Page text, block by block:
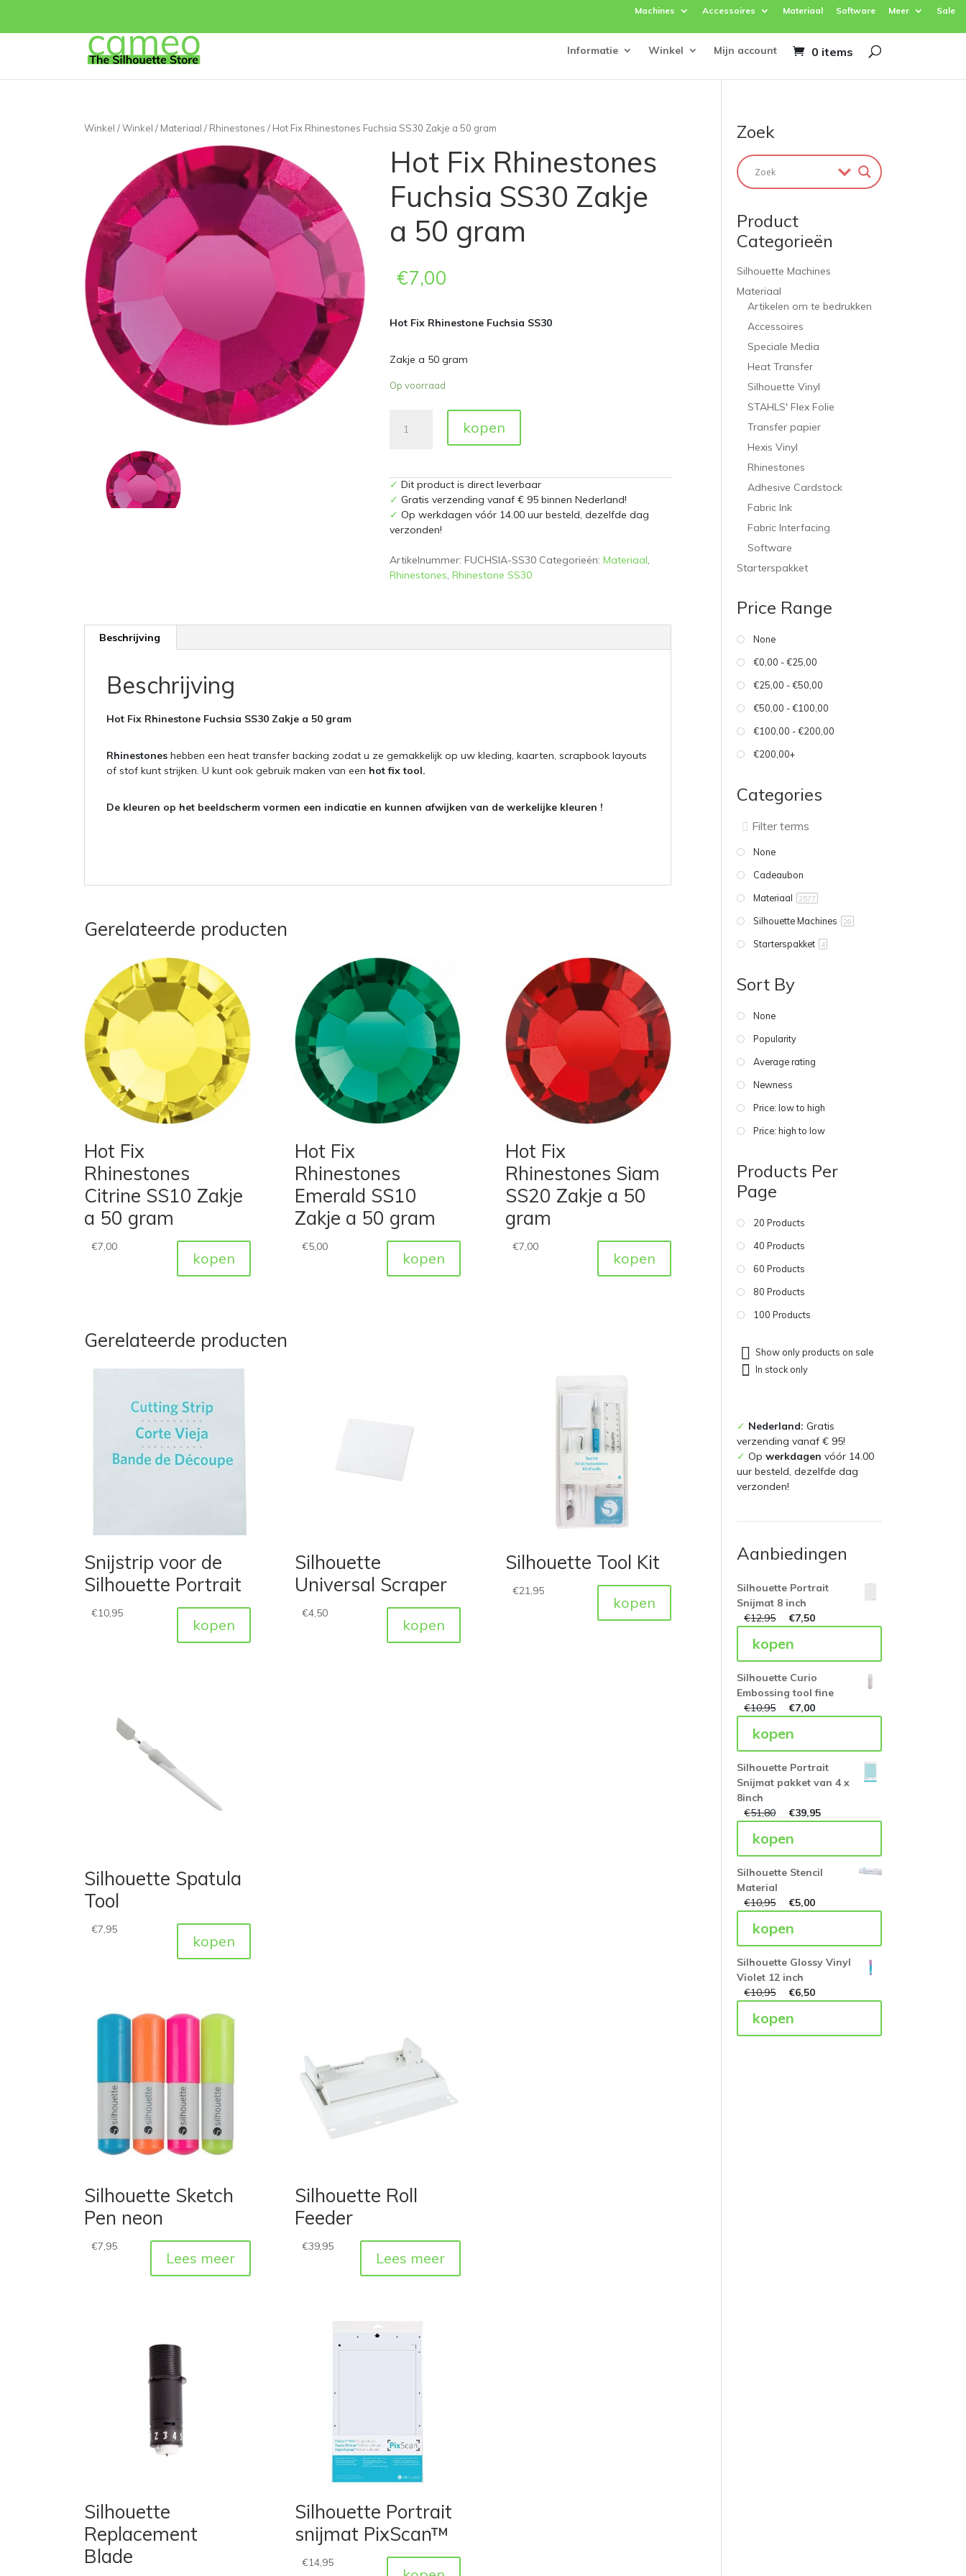
Machines Accessoires Materiaal Software Meer Sale
Informatie Winkel Mijn account 0 items
Winkel /Winkel / Materiaal / Rhinestones / Hot Fix Rhinestones Fuchsia SS30 Zakje a 50 gram
Hot Fix Rhinestones
Fuchsia SS30 Zakje
a 50 gram
€7,00
Hot Fix Rhinestone Fuchsia SS30
Zakje a 50 gram
Op voorraad
SS30
Zakje
gram
kopen
✓ Dit product is direct leverbaar
✓ Gratis verzending vanaf € 95 binnen Nederland!
✓ Op werkdagen vóór 14.00 uur besteld, dezelfde dag
verzonden!
Artikelnummer: FUCHSIA-SS30 Categorieën: Materiaal,
Rhinestones, Rhinestone SS30
Beschrijving
Beschrijving
Hot Fix Rhinestone Fuchsia SS30 Zakje a 50 gram
Rhinestones hebben een heat transfer backing zodat u ze gemakkelijk op uw kleding, kaarten, scrapbook layouts
of stof kunt strijken. U kunt ook gebruik maken van een hot fix tool.
De kleuren op het beeldscherm vormen een indicatie en kunnen afwijken van de werkelijke kleuren !
Gerelateerde producten
Hot Fix
Rhinestones
Citrine SS10 Zakje
a 50 gram
€7,00
kopen
Hot Fix
Rhinestones
Emerald SS10
Zakje a 50 gram
€5,00
kopen
Hot Fix
Rhinestones Siam
SS20 Zakje a 50
gram
€7,00
kopen
Gerelateerde producten
Snijstrip voor de
Silhouette Portrait
€10,95
kopen
Silhouette
Universal Scraper
€4,50
kopen
Silhouette Tool Kit
€21,95
kopen
Silhouette Spatula
Tool
€7,95
kopen
Silhouette Sketch
Pen neon
€7,95
Lees meer
Silhouette Roll
Feeder
€39,95
Lees meer
Silhouette
Replacement
Blade
Silhouette Portrait
snijmat PixScan™
€14,95
Zoek
Product
Categorieën
Silhouette Machines
Materiaal
Artikelen om te bedrukken
Accessoires
Speciale Media
Heat Transfer
Silhouette Vinyl
STAHLS' Flex Folie
Transfer papier
Hexis Vinyl
Rhinestones
Adhesive Cardstock
Fabric Ink
Fabric Interfacing
Software
Starterspakket
Price Range
None
€0,00 - €25,00
€25,00 - €50,00
€50,00 - €100,00
€100,00 - €200,00
€200,00+
Categories
None
Cadeaubon
Materiaal
2577
Silhouette Machines 26
Starterspakket 4
Sort By
None
Popularity
Average rating
Newness
Price: low to high
Price: high to low
Products Per
Page
20 Products
40 Products
60 Products
80 Products
100 Products
Show only products on sale
In stock only
✓ Nederland:Gratis
verzending vanaf € 95!
✓ Opwerkdagen vóór 14.00
uur besteld, dezelfde dag
verzonden!
Aanbiedingen
Silhouette Portrait
Snijmat 8 inch
€12,95 €7,50
kopen
Silhouette Curio
Embossing tool fine
€10,95 €7,00
kopen
Silhouette Portrait
Snijmat pakket van 4 x
8inch
€51,80 €39,95
kopen
Silhouette Stencil
Material
€10,95 €5,00
kopen
Silhouette Glossy Vinyl
Violet 12 inch
€10,95 €6,50
kopen